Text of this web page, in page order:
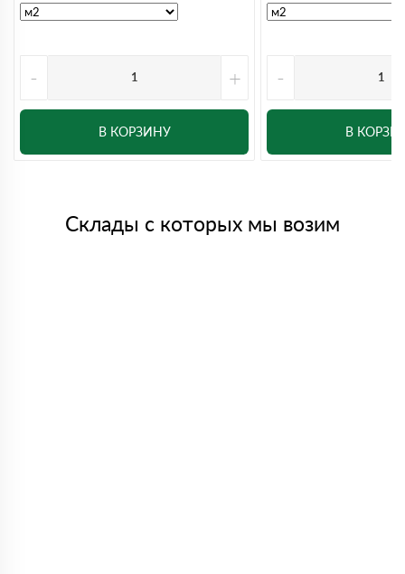
- +
В КОРЗИНУ
-
В
Склады с которых мы возим